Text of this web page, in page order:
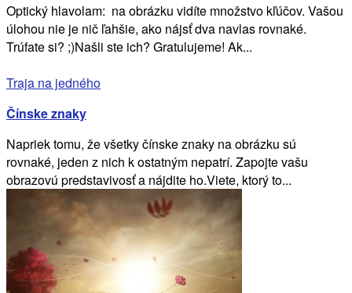
Optický hlavolam: na obrázku vidíte množstvo kľúčov. Vašou
úlohou nie je nič ľahšie, ako nájsť dva navlas rovnaké.
Trúfate si? ;)Našli ste ich? Gratulujeme! Ak...
Traja na jedného
Čínske znaky
Napriek tomu, že všetky čínske znaky na obrázku sú
rovnaké, jeden z nich k ostatným nepatrí. Zapojte vašu
obrazovú predstavivosť a nájdite ho.Viete, ktorý to...